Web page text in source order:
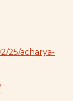
25/acharya-